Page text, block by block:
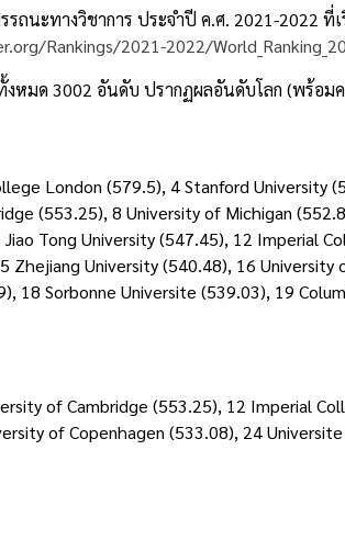
นะทางวิชาการ ประจำปี ค.ศ. 2021-2022 ที่เ
Rankings/2021-2022/
หมด 3002 อันดับ ปรากฏผลอันดับโลก (พร้อ
London (579.5), 4 Stanford University
(553.25), 8 University of Michigan
Tong University (547.45), 12 Imperial
Zhejiang University (540.48), 16 University
Sorbonne Universite (539.03), 19
of Cambridge (553.25), 12 Imperial
of Copenhagen (533.08), 24